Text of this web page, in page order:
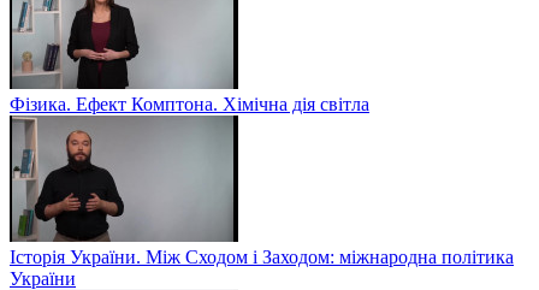
Фізика. Ефект Комптона. Хімічна дія світла
Історія України. Між Сходом і Заходом: міжнародна політика
України